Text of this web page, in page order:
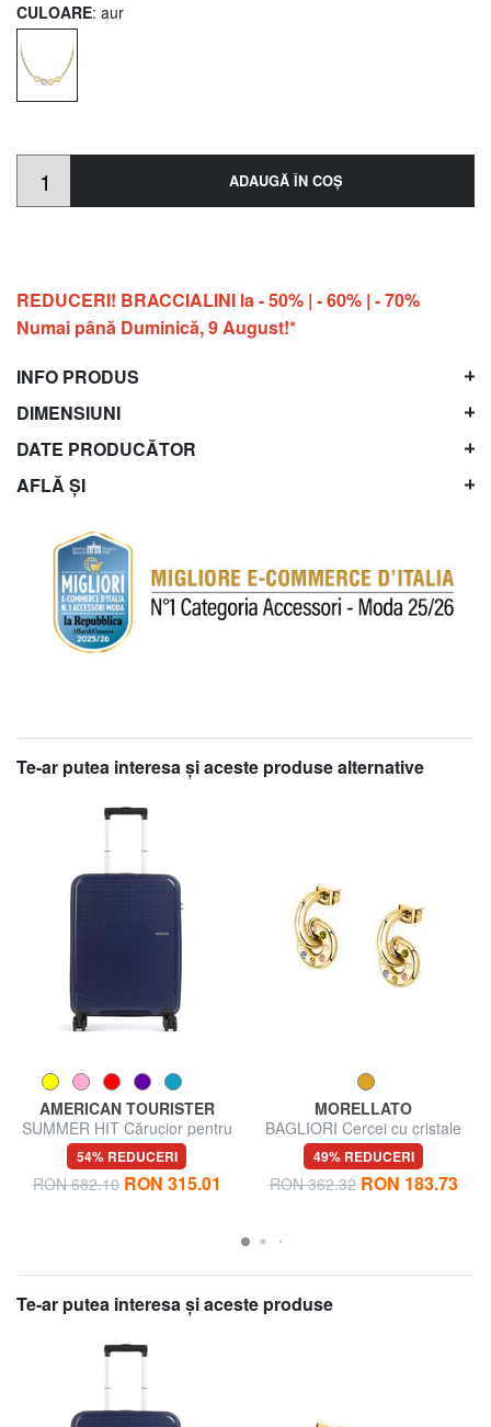
CULOARE: aur
ADAUGĂ ÎN COŞ
REDUCERI! BRACCIALINI la - 50% | - 60% | - 70%
Numai până Duminică, 9 August!*
INFO PRODUS
DIMENSIUNI
DATE PRODUCĂTOR
AFLĂ ȘI
Te-ar putea interesa şi aceste produse alternative
AMERICAN TOURISTER
SUMMER HIT Cărucior pentru
bagaje de mână
54% REDUCERI
RON 682.10 RON 315.01
MORELLATO
BAGLIORI Cercei cu cristale
colorate
49% REDUCERI
RON 362.32 RON 183.73
Te-ar putea interesa şi aceste produse